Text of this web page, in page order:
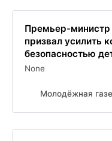
Премьер-
призвал усилить
безопасностью
None
Молодёжная